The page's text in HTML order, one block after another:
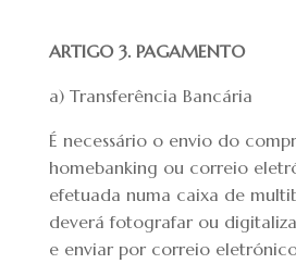
ARTIGO 3. PAGAMENTO
a) Transferência Bancária
É necessário o envio do
homebanking ou correio
efetuada numa caixa de
deverá fotografar ou
e enviar por correio